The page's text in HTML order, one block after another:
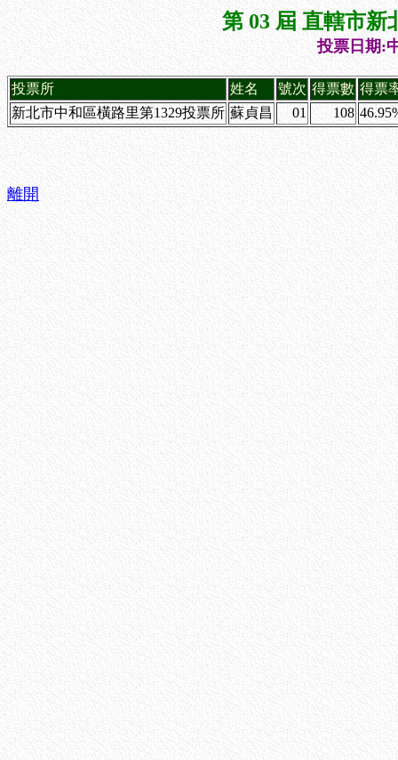
第 03 屆 直轄市新
投票日期:
投票所 姓名 號次 得票數 得票
新北市中和區橫路里第1329投票所 蘇貞昌 01 108
離開